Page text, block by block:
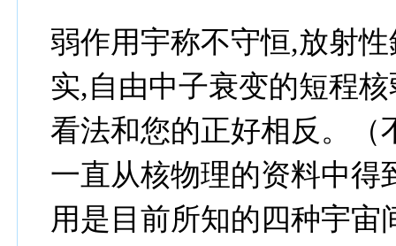
弱作用宇称不守恒,放射
实,自由中子衰变的短程
看法和您的正好相反。（
一直从核物理的资料中得
用是目前所知的四种宇